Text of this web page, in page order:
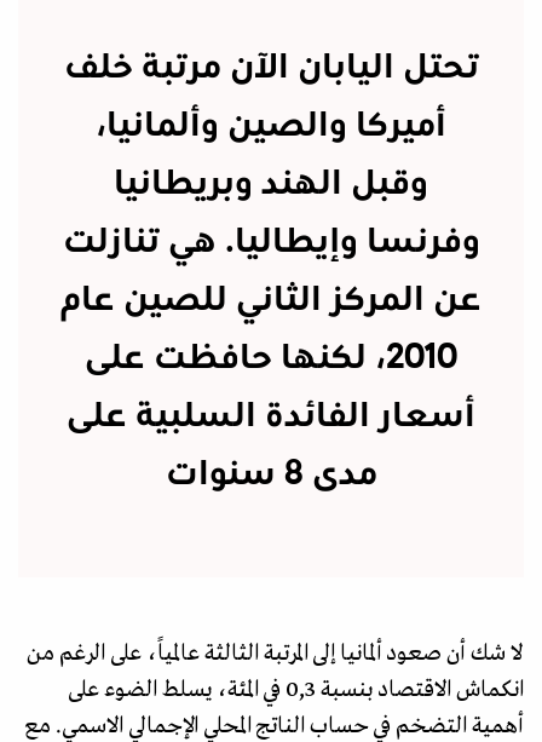
تحتل اليابان الآن مرتبة خلف
أميركا والصين وألمانيا،
وقبل الهند وبريطانيا
وفرنسا وإيطاليا. هي تنازلت
عن المركز الثاني للصين عام
2010، لكنها حافظت على
أسعار الفائدة السلبية على
مدى 8 سنوات
لا شك أن صعود ألمانيا إلى المرتبة الثالثة عالمياً، على الرغم من
انكماش الاقتصاد بنسبة 0,3 في المئة، يسلط الضوء على
أهمية التضخم في حساب الناتج المحلي الإجمالي الاسمي. مع